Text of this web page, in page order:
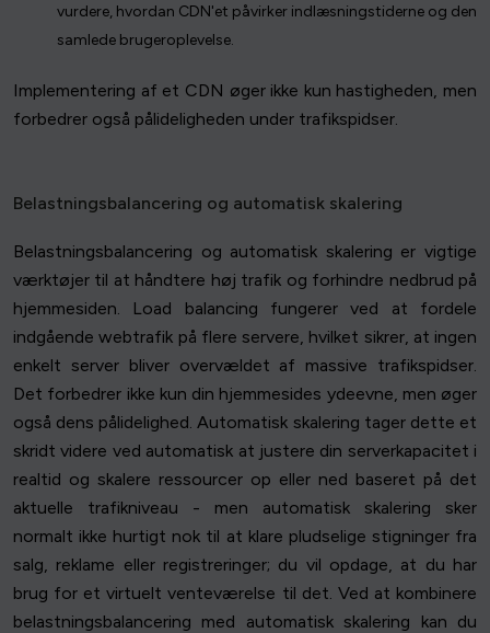
vurdere, hvordan CDN'et påvirker indlæsningstiderne og den
samlede brugeroplevelse.
Implementering af et CDN øger ikke kun hastigheden, men
forbedrer også pålideligheden under trafikspidser.
Belastningsbalancering og automatisk skalering
Belastningsbalancering og automatisk skalering er vigtige
værktøjer til at håndtere høj trafik og forhindre nedbrud på
hjemmesiden. Load balancing fungerer ved at fordele
indgående webtrafik på flere servere, hvilket sikrer, at ingen
enkelt server bliver overvældet af massive trafikspidser.
Det forbedrer ikke kun din hjemmesides ydeevne, men øger
også dens pålidelighed. Automatisk skalering tager dette et
skridt videre ved automatisk at justere din serverkapacitet i
realtid og skalere ressourcer op eller ned baseret på det
aktuelle trafikniveau - men automatisk skalering sker
normalt ikke hurtigt nok til at klare pludselige stigninger fra
salg, reklame eller registreringer; du vil opdage, at du har
brug for et virtuelt venteværelse til det. Ved at kombinere
belastningsbalancering med automatisk skalering kan du